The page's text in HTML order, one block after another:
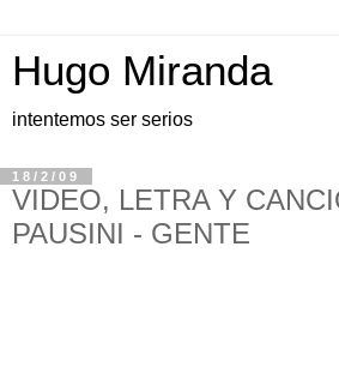
Hugo Miranda
intentemos ser serios
18/2/09
VIDEO, LETRA Y
PAUSINI - GENTE